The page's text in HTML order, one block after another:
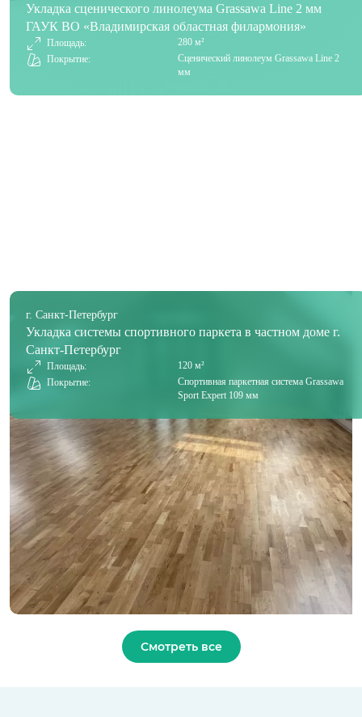
Укладка сценического линолеума Grassawa Line 2 мм
ГАУК ВО «Владимирская областная филармония»
Площадь:
280 м²
Покрытие:
Сценический линолеум Grassawa Line 2
мм
г. Санкт-Петербург
Укладка системы спортивного паркета в частном доме г.
Санкт-Петербург
Площадь:
120 м²
Покрытие:
Спортивная паркетная система Grassawa
Sport Expert 109 мм
Смотреть все